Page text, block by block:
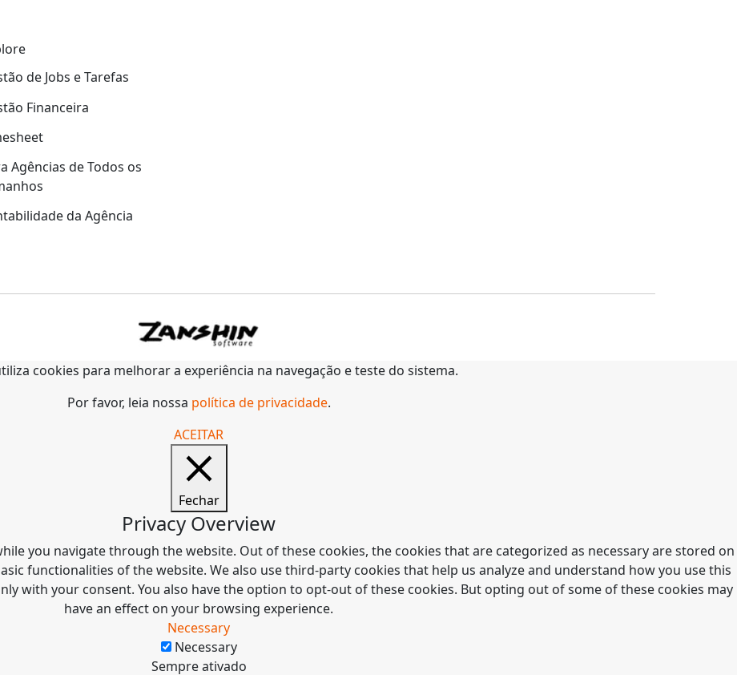
de Jobs e Tarefas
Financeira
Agências de Todos os
da Agência
cookies para melhorar a experiência na navegação e teste do sistema.
Por favor, leia nossa política de privacidade.
ACEITAR
Fechar
Privacy Overview
you navigate through the website. Out of these cookies, the cookies that are categorized as necessary are stored on
functionalities of the website. We also use third-party cookies that help us analyze and understand how you use this
with your consent. You also have the option to opt-out of these cookies. But opting out of some of these cookies may
have an effect on your browsing experience.
Necessary
Necessary
Sempre ativado